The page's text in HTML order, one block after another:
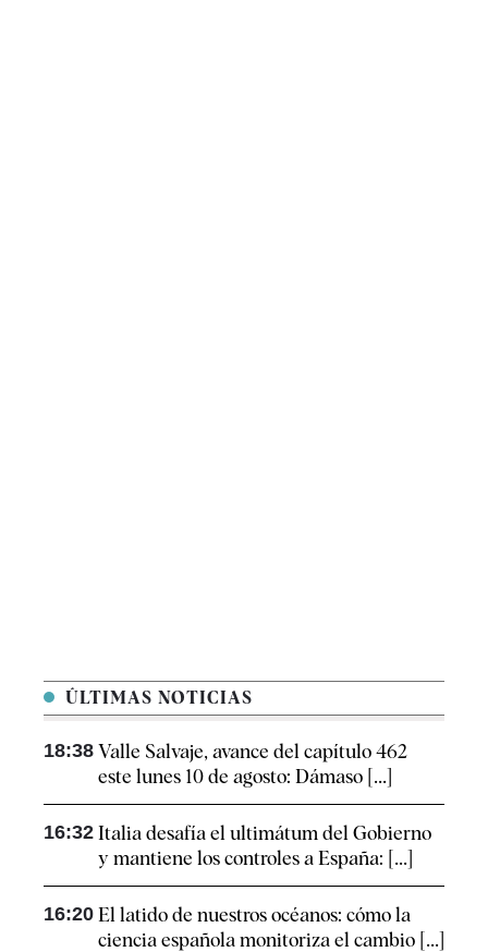
ÚLTIMAS NOTICIAS
18:38 Valle Salvaje, avance del capítulo 462
este lunes 10 de agosto: Dámaso [...]
16:32 Italia desafía el ultimátum del Gobierno
y mantiene los controles a España: [...]
16:20 El latido de nuestros océanos: cómo la
ciencia española monitoriza el cambio [...]